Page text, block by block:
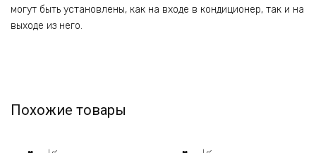
могут быть установлены, как на входе в кондиционер, так и на
выходе из него.
Похожие товары